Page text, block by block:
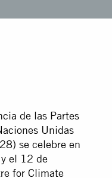
LAS QUE
LOS
de las Partes
Unidas
se celebre en
el 12 de
for Climate